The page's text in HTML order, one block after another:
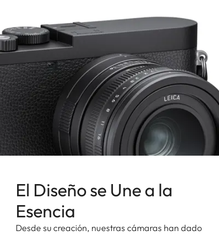
El Diseño se Une a la
Esencia
Desde su creación, nuestras cámaras han dado